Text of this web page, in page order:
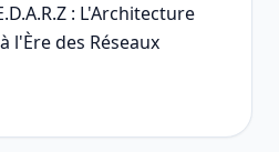
: L'Architecture
l'Ère des Réseaux